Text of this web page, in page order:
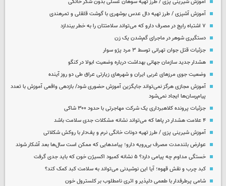
آموزش شیرینی پزی / طرز تهیه سوهان عسلی بدون شکر خانگی
آموزش آشپزی / طرز تهیه دال عدس بوشهری با گوشت قلقلی و تمرهندی
۷ اشتباه رایج در مصرف دارو که می‌تواند سلامتتان را به خطر بیندازد
دستگیری شوهر در ماجرای گم‌شدن یک زن
جزئیات قتل جوان تهرانی توسط ۳ مرد پژو سوار
هشدار جدید سازمان جهانی بهداشت درباره وضعیت ابولا در کنگو
وضعیت جوی مرزهای غربی ایران و شهرهای زیارتی عراق طی دو روز آینده
آموزش مجازی هرگز نمی‌تواند جایگزین آموزش حضوری شود/ بازدهی واقعی آموزش با تعدد
پیام‌رسان‌ها ایجاد نمی‌شود
جزئیات پرونده کلاهبرداری یک شرکت مهاجرتی با حدود ۳۰۰ شاکی
۴ علامت هشدار در پاها که می‌تواند نشانه مشکلات جدی سلامت باشد
آموزش شیرینی پزی / طرز تهیه دونات خانگی نرم و پف‌دار با روکش شکلاتی
عوارض بلندمدت مصرف بی‌رویه دارو؛ پیامدهایی که ممکن است سال‌ها بعد آشکار شوند
خستگی مداوم چه پیامی دارد؟ ۵ نشانه کمبود اکسیژن خون که باید جدی گرفت
کبد چرب و نقش قهوه؛ آیا این نوشیدنی می‌تواند به سلامت کبد کمک کند؟
شامی پرطرفدار با طعمی دلپذیر و اثری نامطلوب بر کلسترول خون